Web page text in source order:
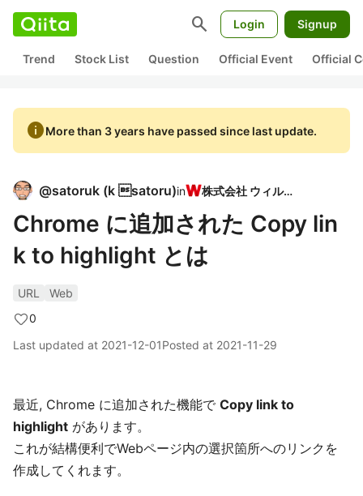
search Login Signup
Trend Stock List Question Official Event Official
infoMore than 3 years have passed since last update.
@satoruk (k satoru)in 株式会社 ウィルド
Chrome に追加された Copy lin
k to highlight とは
URL
Web
0
Last updated at 2021-12-01Posted at 2021-11-29
最近, Chrome に追加された機能で Copy link to
highlight があります。
これが結構便利でWebページ内の選択箇所へのリンクを
作成してくれます。